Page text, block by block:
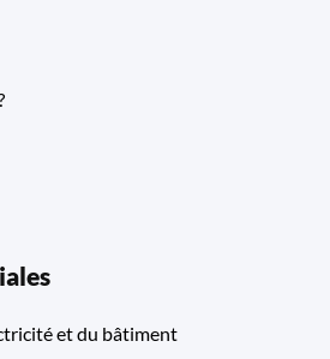
et du bâtiment